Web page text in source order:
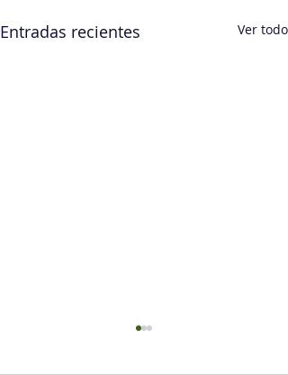
Entradas recientes Ver todo